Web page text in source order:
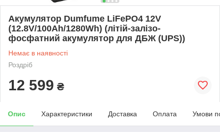
Акумулятор Dumfume LiFePO4 12V
(12.8V/100Ah/1280Wh) (літій-залізо-
фосфатний акумулятор для ДБЖ (UPS))
Немає в наявності
Роздріб
12 599 ₴
Опис Характеристики Доставка Оплата Умови